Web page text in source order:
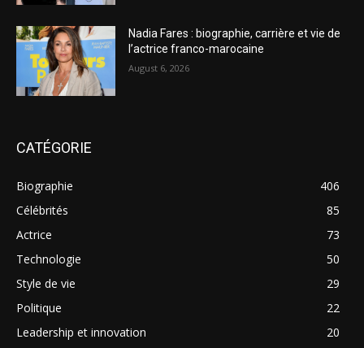
Nadia Fares : biographie, carrière et vie de
l’actrice franco-marocaine
August 6, 2026
CATÉGORIE
Biographie
406
Célébrités
85
Actrice
73
Technologie
50
Style de vie
29
Politique
22
Leadership et innovation
20